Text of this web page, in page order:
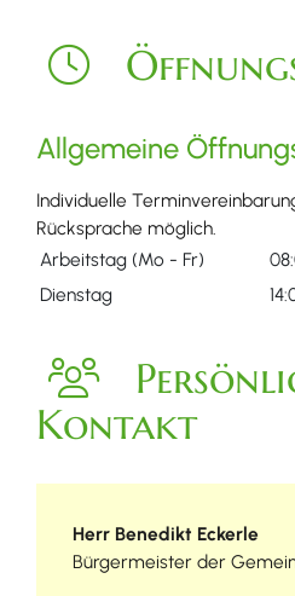
Allgemeine
Individuelle
Rücksprache möglich.
Arbeitstag (Mo - Fr)
Dienstag
Kontakt
Herr Benedikt Eckerle
Bürgermeister der